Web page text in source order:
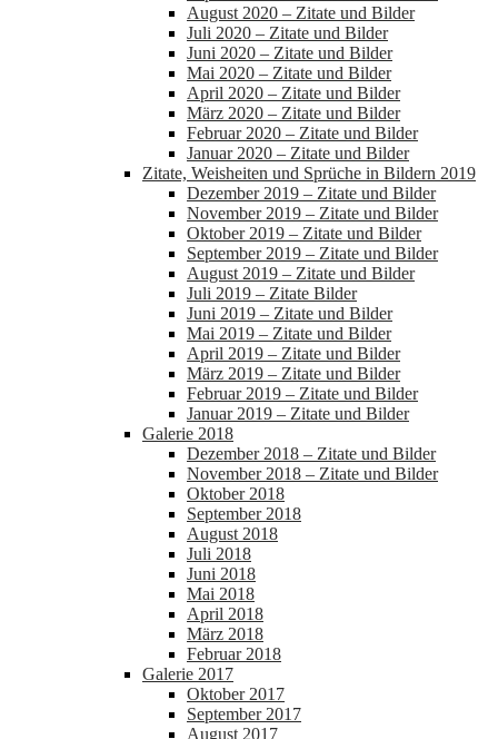
August 2020 – Zitate und Bilder
Juli 2020 – Zitate und Bilder
Juni 2020 – Zitate und Bilder
Mai 2020 – Zitate und Bilder
April 2020 – Zitate und Bilder
März 2020 – Zitate und Bilder
Februar 2020 – Zitate und Bilder
Januar 2020 – Zitate und Bilder
Zitate, Weisheiten und Sprüche in Bildern 2019
Dezember 2019 – Zitate und Bilder
November 2019 – Zitate und Bilder
Oktober 2019 – Zitate und Bilder
September 2019 – Zitate und Bilder
August 2019 – Zitate und Bilder
Juli 2019 – Zitate Bilder
Juni 2019 – Zitate und Bilder
Mai 2019 – Zitate und Bilder
April 2019 – Zitate und Bilder
März 2019 – Zitate und Bilder
Februar 2019 – Zitate und Bilder
Januar 2019 – Zitate und Bilder
Galerie 2018
Dezember 2018 – Zitate und Bilder
November 2018 – Zitate und Bilder
Oktober 2018
September 2018
August 2018
Juli 2018
Juni 2018
Mai 2018
April 2018
März 2018
Februar 2018
Galerie 2017
Oktober 2017
September 2017
August 2017